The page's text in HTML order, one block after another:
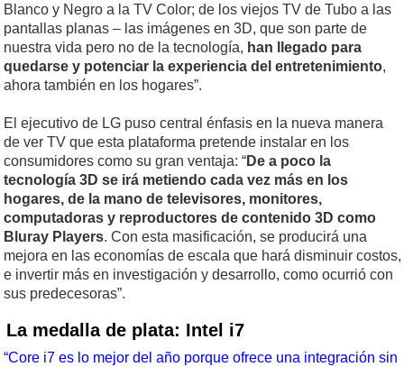
Blanco y Negro a la TV Color; de los viejos TV de Tubo a las
pantallas planas – las imágenes en 3D, que son parte de
nuestra vida pero no de la tecnología, han llegado para
quedarse y potenciar la experiencia del entretenimiento,
ahora también en los hogares”.
El ejecutivo de LG puso central énfasis en la nueva manera
de ver TV que esta plataforma pretende instalar en los
consumidores como su gran ventaja: “De a poco la
tecnología 3D se irá metiendo cada vez más en los
hogares, de la mano de televisores, monitores,
computadoras y reproductores de contenido 3D como
Bluray Players. Con esta masificación, se producirá una
mejora en las economías de escala que hará disminuir costos,
e invertir más en investigación y desarrollo, como ocurrió con
sus predecesoras”.
La medalla de plata: Intel i7
“Core i7 es lo mejor del año porque ofrece una integración sin